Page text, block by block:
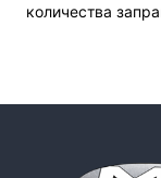
количества